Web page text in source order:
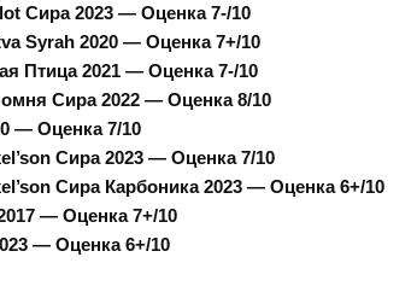
Сира 2023 — Оценка 7-/10
Syrah 2020 — Оценка7+/10
Птица 2021 — Оценка 7-/10
Сира 2022 — Оценка 8/10
— Оценка 7/10
Сира2023 — Оценка7/10
Сира Карбоника2023 — Оценка6+/10
— Оценка 7+/10
— Оценка 6+/10